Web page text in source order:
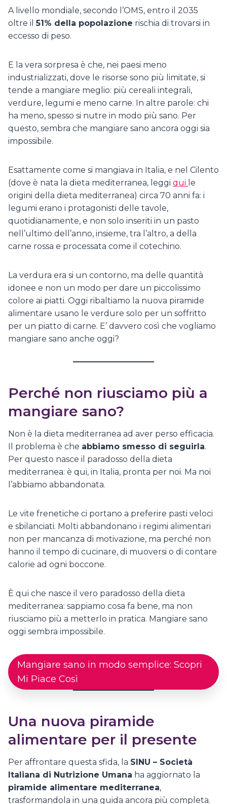
A livello mondiale, secondo l’OMS, entro il 2035
oltre il51% della popolazione rischia di trovarsi in
eccesso di peso.
E la vera sorpresa è che, nei paesi meno
industrializzati, dove le risorse sono più limitate, si
tende a mangiare meglio: più cereali integrali,
verdure, legumi e meno carne. In altre parole: chi
ha meno, spesso si nutre in modo più sano. Per
questo, sembra che mangiare sano ancora oggi sia
impossibile.
Esattamente come si mangiava in Italia, e nel Cilento
(dove è nata la dieta mediterranea, leggi qui le
origini della dieta mediterranea) circa 70 anni fa: i
legumi erano i protagonisti delle tavole,
quotidianamente, e non solo inseriti in un pasto
nell’ultimo dell’anno, insieme, tra l’altro, a della
carne rossa e processata come il cotechino.
La verdura era si un contorno, ma delle quantità
idonee e non un modo per dare un piccolissimo
colore ai piatti. Oggi ribaltiamo la nuova piramide
alimentare usano le verdure solo per un soffritto
per un piatto di carne. E’ davvero così che vogliamo
mangiare sano anche oggi?
Perché non riusciamo più a
mangiare sano?
Non è la dieta mediterranea ad aver perso efficacia.
Il problema è che abbiamo smesso di seguirla.
Per questo nasce il paradosso della dieta
mediterranea: è qui, in Italia, pronta per noi. Ma noi
l’abbiamo abbandonata.
Le vite frenetiche ci portano a preferire pasti veloci
e sbilanciati. Molti abbandonano i regimi alimentari
non per mancanza di motivazione, ma perché non
hanno il tempo di cucinare, di muoversi o di contare
calorie ad ogni boccone.
È qui che nasce il vero paradosso della dieta
mediterranea: sappiamo cosa fa bene, ma non
riusciamo più a metterlo in pratica. Mangiare sano
oggi sembra impossibile.
Mangiare sano in modo semplice: Scopri
Mi Piace Così
Una nuova piramide
alimentare per il presente
Per affrontare questa sfida, la SINU – Società
Italiana di Nutrizione Umana ha aggiornato la
piramide alimentare mediterranea,
trasformandola in una guida ancora più completa.